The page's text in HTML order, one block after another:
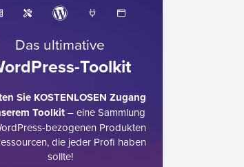
Das ultimative
Toolkit
Sie KOSTENLOSEN Zugang
Toolkit– eine Sammlung
bezogenen Produkten
die jeder Profi haben
sollte!